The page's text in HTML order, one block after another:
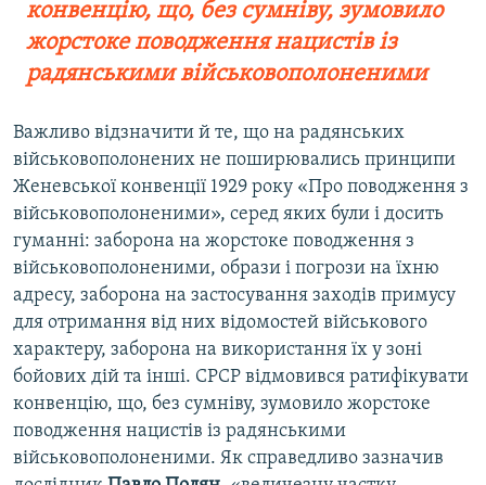
конвенцію, що, без сумніву, зумовило
жорстоке поводження нацистів із
радянськими військовополоненими
Важливо відзначити й те, що на радянських
військовополонених не поширювались принципи
Женевської конвенції 1929 року «Про поводження з
військовополоненими», серед яких були і досить
гуманні: заборона на жорстоке поводження з
військовополоненими, образи і погрози на їхню
адресу, заборона на застосування заходів примусу
для отримання від них відомостей військового
характеру, заборона на використання їх у зоні
бойових дій та інші. СРСР відмовився ратифікувати
конвенцію, що, без сумніву, зумовило жорстоке
поводження нацистів із радянськими
військовополоненими. Як справедливо зазначив